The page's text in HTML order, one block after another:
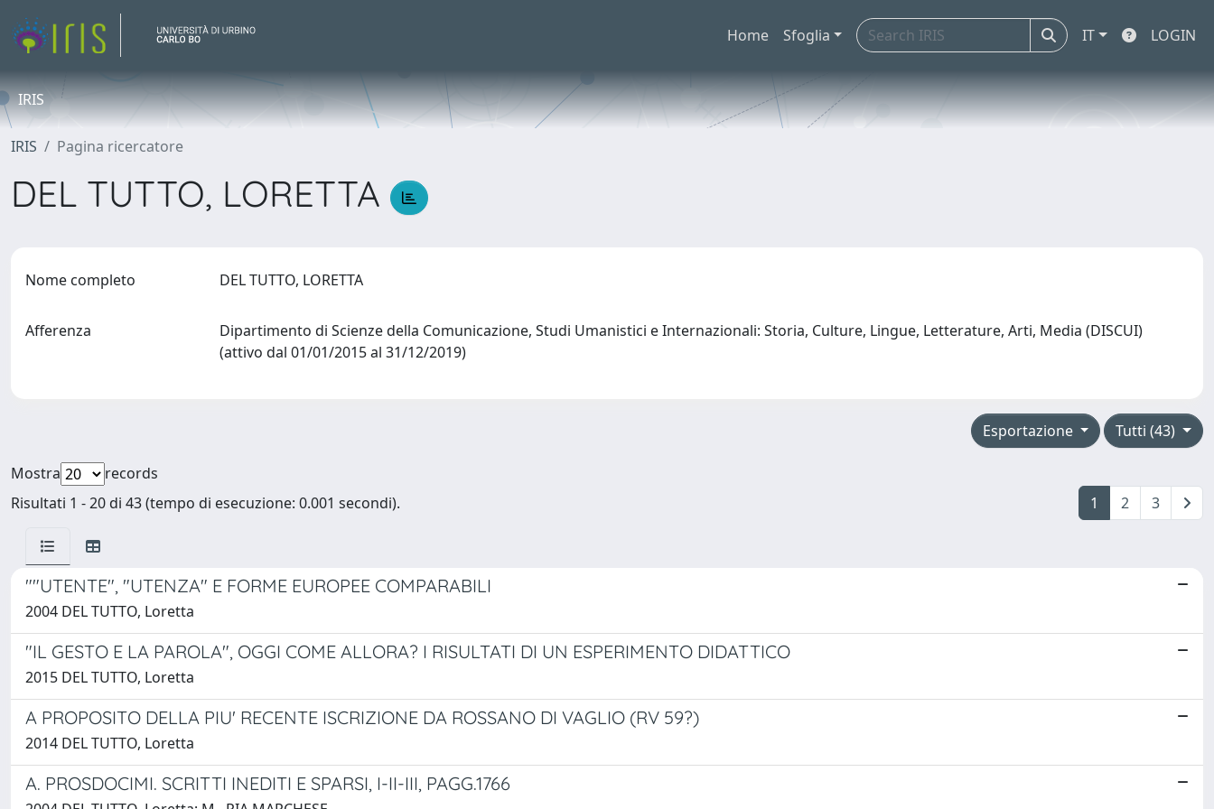
Home Sfoglia IT LOGIN
IRIS
IRIS Pagina ricercatore
DEL TUTTO, LORETTA
Nome completo DEL TUTTO, LORETTA
Afferenza
Dipartimento di Scienze della Comunicazione, Studi Umanistici e Internazionali: Storia, Culture, Lingue, Letterature, Arti, Media (DISCUI)
(attivo dal 01/01/2015 al 31/12/2019)
Tutti (43)
Esportazione
Mostra
records
Risultati 1 - 20 di 43 (tempo di esecuzione: 0.001 secondi).
1 2 3
""UTENTE", "UTENZA" E FORME EUROPEE COMPARABILI
2004 DEL TUTTO, Loretta
"IL GESTO E LA PAROLA", OGGI COME ALLORA? I RISULTATI DI UN ESPERIMENTO DIDATTICO
2015 DEL TUTTO, Loretta
A PROPOSITO DELLA PIU' RECENTE ISCRIZIONE DA ROSSANO DI VAGLIO (RV 59?)
2014 DEL TUTTO, Loretta
A. PROSDOCIMI. SCRITTI INEDITI E SPARSI, I-II-III, PAGG.1766